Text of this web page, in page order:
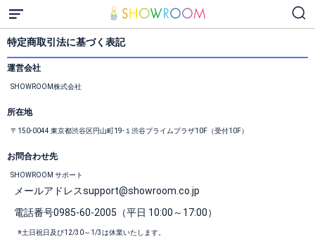
特定商取引法に基づく表記
運営会社
SHOWROOM株式会社
所在地
〒150-0044 東京都渋谷区円山町19-１渋谷プライムプラザ10F（受付10F）
お問合わせ先
SHOWROOM サポート
メールアドレスsupport@showroom.co.jp
電話番号0985-60-2005（平日 10:00～17:00）
※土日祝日及び12/30～1/3は休業いたします。